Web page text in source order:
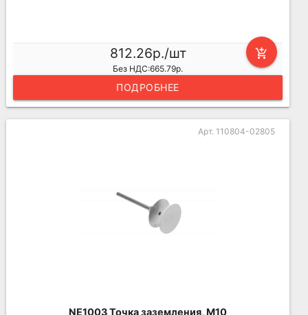
add_shopping_cart
812.26р./шт
Без НДС:665.79р.
ПОДРОБНЕЕ
Арт. 110804-02805
NE1003 Точка заземления, M10